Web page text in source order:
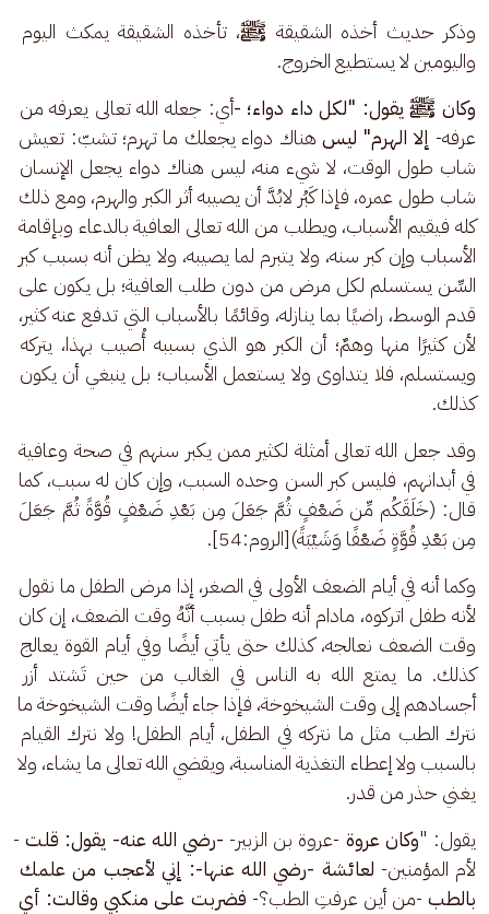
وذكر حديث أخذه الشقيقة ﷺ، تأخذه الشقيقة يمكث اليوم
واليومين لا يستطيع الخروج.
وكان ﷺ يقول: "لكل داء دواء؛ -أي: جعله الله تعالى يعرفه من
عرفه- إلا الهرم" ليس هناك دواء يجعلك ما تهرم؛ تشبّ: تعيش
شاب طول الوقت، لا شيء منه، ليس هناك دواء يجعل الإنسان
شاب طول عمره، فإذا كَبُر لابُدَّ أن يصيبه أثر الكبر والهرم، ومع ذلك
كله فيقيم الأسباب، ويطلب من الله تعالى العافية بالدعاء وبإقامة
الأسباب وإن كبر سنه، ولا يتبرم لما يصيبه، ولا يظن أنه بسبب كبر
السِّن يستسلم لكل مرض من دون طلب العافية؛ بل يكون على
قدم الوسط، راضيًا بما ينازله، وقائمًا بالأسباب التي تدفع عنه كثير،
لأن كثيرًا منها وهمٌ؛ أن الكبر هو الذي بسببه أُصيب بهذا، يتركه
ويستسلم، فلا يتداوى ولا يستعمل الأسباب؛ بل ينبغي أن يكون
كذلك.
وقد جعل الله تعالى أمثلة لكثير ممن يكبر سنهم في صحة وعافية
في أبدانهم، فليس كبر السن وحده السبب، وإن كان له سبب، كما
قال: (خَلَقَكُم مِّن ضَعْفٍ ثُمَّ جَعَلَ مِن بَعْدِ ضَعْفٍ قُوَّةً ثُمَّ جَعَلَ
مِن بَعْدِ قُوَّةٍ ضَعْفًا وَشَيْبَةً)[الروم:54].
وكما أنه في أيام الضعف الأولى في الصغر، إذا مرض الطفل ما نقول
لأنه طفل اتركوه، مادام أنه طفل بسبب أنَّهُ وقت الضعف، إن كان
وقت الضعف نعالجه، كذلك حتى يأتي أيضًا وفي أيام القوة يعالج
كذلك. ما يمتع الله به الناس في الغالب من حين تَشتد أزر
أجسادهم إلى وقت الشيخوخة، فإذا جاء أيضًا وقت الشيخوخة ما
نترك الطب مثل ما نتركه في الطفل، أيام الطفل! ولا نترك القيام
بالسبب ولا إعطاء التغذية المناسبة، ويقضي الله تعالى ما يشاء، ولا
يغني حذر من قدر.
يقول: "وكان عروة -عروة بن الزبير- -رضي الله عنه- يقول: قلت -
لأم المؤمنين- لعائشة -رضي الله عنها-: إني لأعجب من علمك
بالطب -من أين عرفتِ الطب؟- فضربت على منكبي وقالت: أي